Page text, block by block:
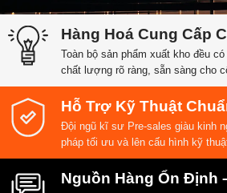
Hàng Hoá Cung Cấp
Toàn bộ sản phẩm xuất kho đều
chất lượng rõ ràng, sẵn sàng cho
Hỗ Trợ Kỹ Thuật
Đội ngũ kĩ sư Pre-sales giàu kinh
pháp tối ưu và lên cấu hình kỹ
Nguồn Hàng Ổn Định